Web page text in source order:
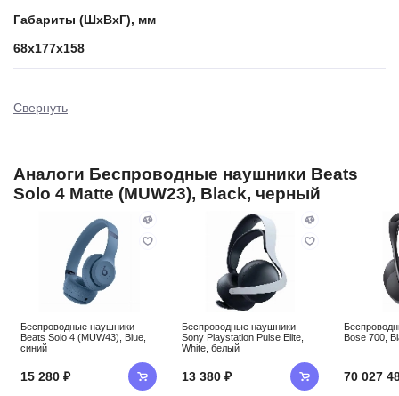
Габариты (ШxВxГ), мм
68х177х158
Свернуть
Аналоги Беспроводные наушники Beats
Solo 4 Matte (MUW23), Black, черный
Беспроводные наушники
Beats Solo 4 (MUW43), Blue,
синий
15 280 ₽
Беспроводные наушники
Sony Playstation Pulse Elite,
White, белый
13 380 ₽
Bose 700,
70 027